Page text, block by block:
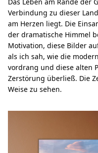
Verbindung zu dieser
am Herzen liegt. Die
der dramatische Himmel
Motivation, diese Bilder
als ich sah, wie die
vordrang und diese alten
Zerstörung überließ. Die
Weise zu sehen.